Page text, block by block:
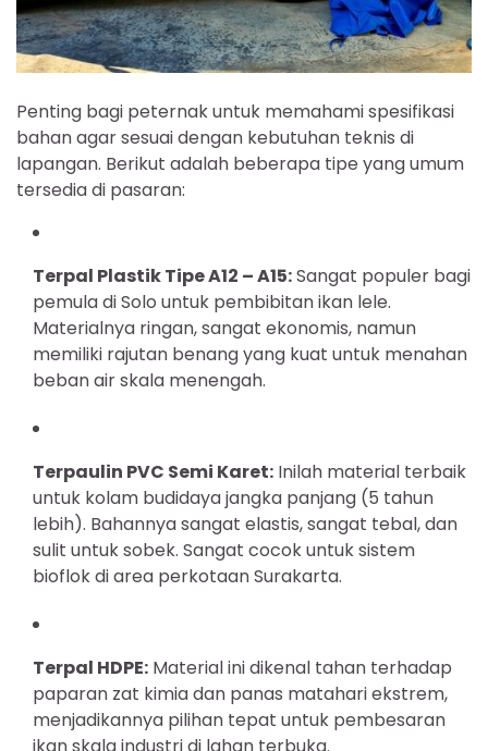
Penting bagi peternak untuk memahami spesifikasi
bahan agar sesuai dengan kebutuhan teknis di
lapangan. Berikut adalah beberapa tipe yang umum
tersedia di pasaran:
Terpal Plastik Tipe A12 – A15:Sangat populer bagi
pemula di Solo untuk pembibitan ikan lele.
Materialnya ringan, sangat ekonomis, namun
memiliki rajutan benang yang kuat untuk menahan
beban air skala menengah.
Terpaulin PVC Semi Karet: Inilah material terbaik
untuk kolam budidaya jangka panjang (5 tahun
lebih). Bahannya sangat elastis, sangat tebal, dan
sulit untuk sobek. Sangat cocok untuk sistem
bioflok di area perkotaan Surakarta.
Terpal HDPE: Material ini dikenal tahan terhadap
paparan zat kimia dan panas matahari ekstrem,
menjadikannya pilihan tepat untuk pembesaran